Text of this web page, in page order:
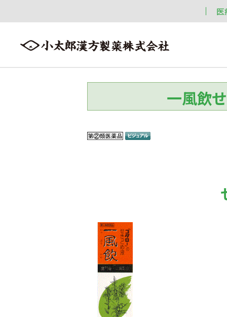
医
会社案内トップへ ≫
漢方情報トップへ ≫
製品情報トップへ ≫ 一風飲せ